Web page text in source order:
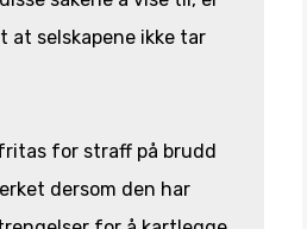
at selskapene ikke tar
for straff på brudd
dersom den har